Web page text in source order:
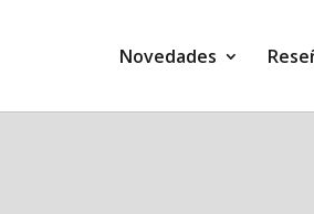
Novedades